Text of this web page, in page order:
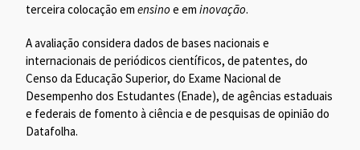
terceira colocação emensino e eminovação.
A avaliação considera dados de bases nacionais e
internacionais de periódicos científicos, de patentes, do
Censo da Educação Superior, do Exame Nacional de
Desempenho dos Estudantes (Enade), de agências estaduais
e federais de fomento à ciência e de pesquisas de opinião do
Datafolha.